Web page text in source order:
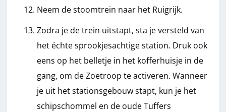
Neem de stoomtrein naar het Ruigrijk.
Zodra je de trein uitstapt, sta je versteld van
het échte sprookjesachtige station. Druk ook
eens op het belletje in het kofferhuisje in de
gang, om de Zoetroop te activeren. Wanneer
je uit het stationsgebouw stapt, kun je het
schipschommel en de oude Tuffers